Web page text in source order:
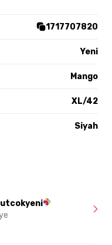
1717707820
Yeni
Mango
XL/42
Siyah